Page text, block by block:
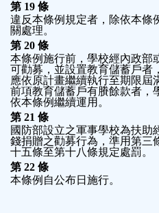
第 19 條
違反本條例規定者，除依本條
關處理。
第 20 條
本條例施行前，學校經內政部
可勸募，並設置教育儲蓄戶者
應依原計畫繼續執行至期限屆
前項教育儲蓄戶有賸餘款者，
依本條例繼續運用。
第 21 條
國防部設立之軍事學校為扶助
錢捐贈之勸募行為，準用第三
十五條至第十八條規定處罰。
第 22 條
本條例自公布日施行。